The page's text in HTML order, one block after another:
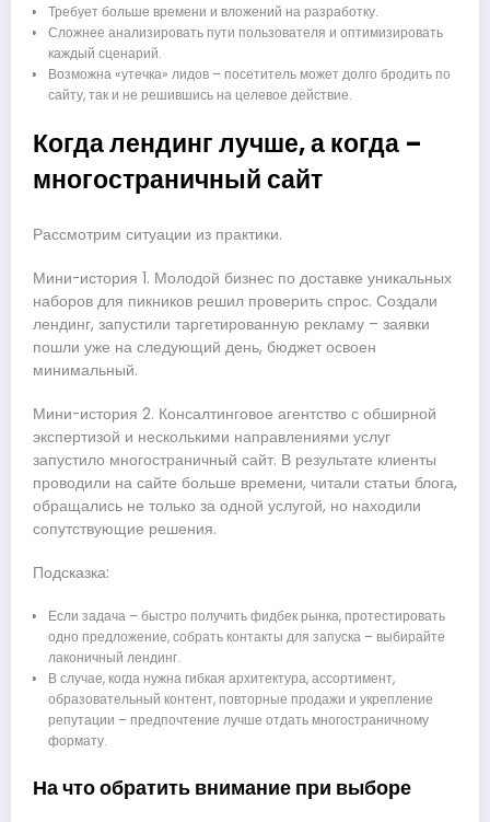
Требует больше времени и вложений на разработку.
Сложнее анализировать пути пользователя и оптимизировать
каждый сценарий.
Возможна «утечка» лидов – посетитель может долго бродить по
сайту, так и не решившись на целевое действие.
Когда лендинг лучше, а когда –
многостраничный сайт
Рассмотрим ситуации из практики.
Мини-история 1. Молодой бизнес по доставке уникальных
наборов для пикников решил проверить спрос. Создали
лендинг, запустили таргетированную рекламу – заявки
пошли уже на следующий день, бюджет освоен
минимальный.
Мини-история 2. Консалтинговое агентство с обширной
экспертизой и несколькими направлениями услуг
запустило многостраничный сайт. В результате клиенты
проводили на сайте больше времени, читали статьи блога,
обращались не только за одной услугой, но находили
сопутствующие решения.
Подсказка:
Если задача – быстро получить фидбек рынка, протестировать
одно предложение, собрать контакты для запуска – выбирайте
лаконичный лендинг.
В случае, когда нужна гибкая архитектура, ассортимент,
образовательный контент, повторные продажи и укрепление
репутации – предпочтение лучше отдать многостраничному
формату.
На что обратить внимание при выборе